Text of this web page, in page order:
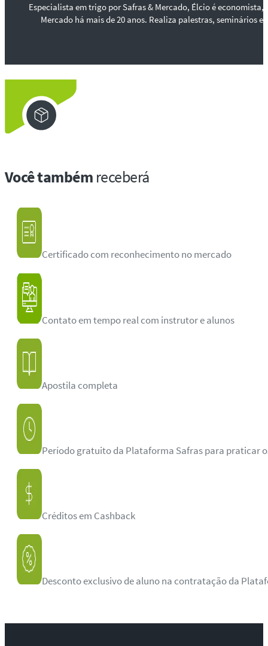
Especialista em trigo por Safras & Mercado, Élcio é
Mercado há mais de 20 anos. Realiza palestras, seminários
Você também receberá
Certificado com reconhecimento no mercado
Contato em tempo real com instrutor e alunos
Apostila completa
Período gratuito da Plataforma Safras para praticar
Créditos em Cashback
Desconto exclusivo de aluno na contratação da